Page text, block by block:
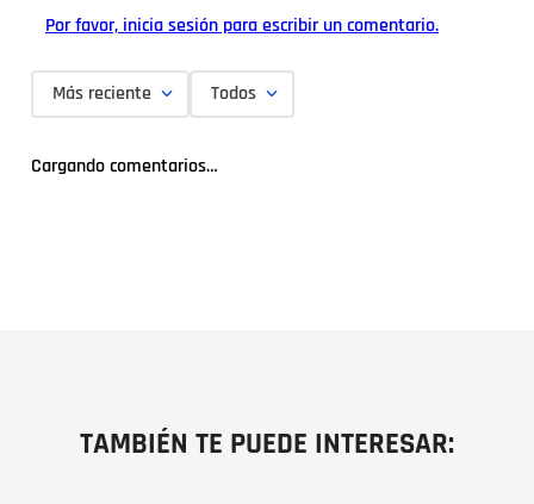
Por favor, inicia sesión para escribir un comentario.
Más reciente Todos
Cargando comentarios…
TAMBIÉN TE PUEDE INTERESAR: